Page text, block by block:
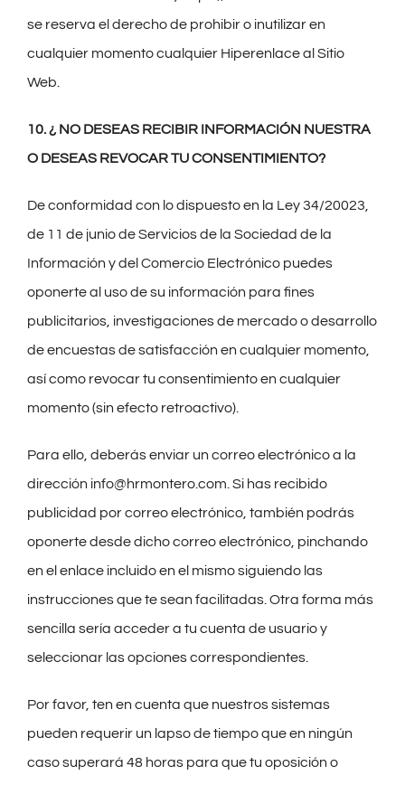
se reserva el derecho de prohibir o inutilizar en
cualquier momento cualquier Hiperenlace al Sitio
Web.
10. ¿ NO DESEAS RECIBIR INFORMACIÓN NUESTRA
O DESEAS REVOCAR TU CONSENTIMIENTO?
De conformidad con lo dispuesto en la Ley 34/20023,
de 11 de junio de Servicios de la Sociedad de la
Información y del Comercio Electrónico puedes
oponerte al uso de su información para fines
publicitarios, investigaciones de mercado o desarrollo
de encuestas de satisfacción en cualquier momento,
así como revocar tu consentimiento en cualquier
momento (sin efecto retroactivo).
Para ello, deberás enviar un correo electrónico a la
dirección info@hrmontero.com. Si has recibido
publicidad por correo electrónico, también podrás
oponerte desde dicho correo electrónico, pinchando
en el enlace incluido en el mismo siguiendo las
instrucciones que te sean facilitadas. Otra forma más
sencilla sería acceder a tu cuenta de usuario y
seleccionar las opciones correspondientes.
Por favor, ten en cuenta que nuestros sistemas
pueden requerir un lapso de tiempo que en ningún
caso superará 48 horas para que tu oposición o